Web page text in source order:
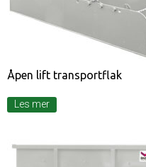
Åpen lift transportflak
Les mer